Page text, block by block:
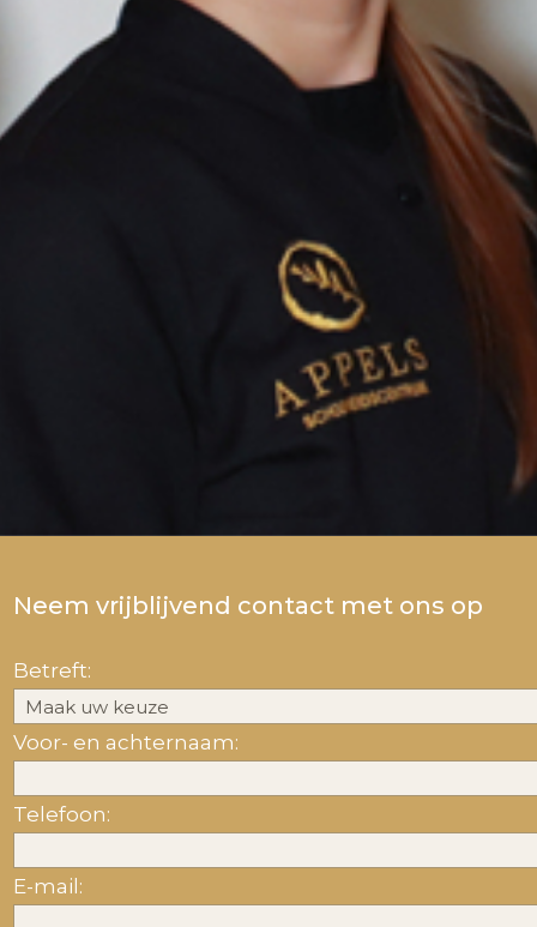
Neem vrijblijvend contact met ons op
Betreft:
Voor- en achternaam:
Telefoon:
E-mail: